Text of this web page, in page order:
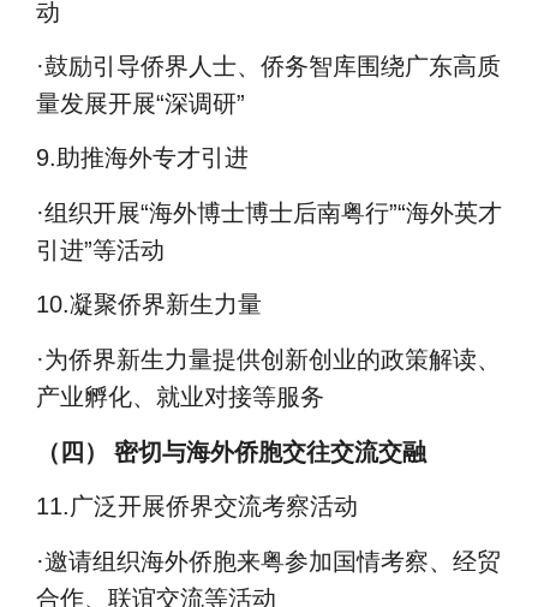
动
·鼓励引导侨界人士、侨务智库围绕广东高质
量发展开展“深调研”
9. 助推海外专才引进
·组织开展“海外博士博士后南粤行”“海外英才
引进”等活动
10.凝聚侨界新生力量
·为侨界新生力量提供创新创业的政策解读、
产业孵化、就业对接等服务
（四） 密切与海外侨胞交往交流交融
11.广泛开展侨界交流考察活动
·邀请组织海外侨胞来粤参加国情考察、经贸
合作、联谊交流等活动